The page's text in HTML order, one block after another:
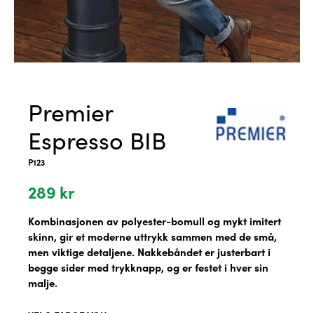
Premier
Espresso BIB
P123
289 kr
Kombinasjonen av polyester-bomull og mykt imitert
skinn, gir et moderne uttrykk sammen med de små,
men viktige detaljene. Nakkebåndet er justerbart i
begge sider med trykknapp, og er festet i hver sin
malje.